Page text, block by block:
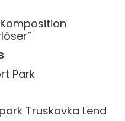
Park
Truskavka Lend